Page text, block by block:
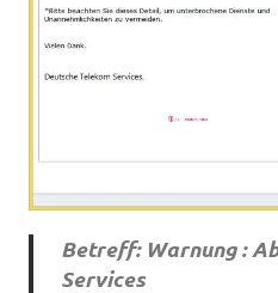
Betreff: Warnung :
Services